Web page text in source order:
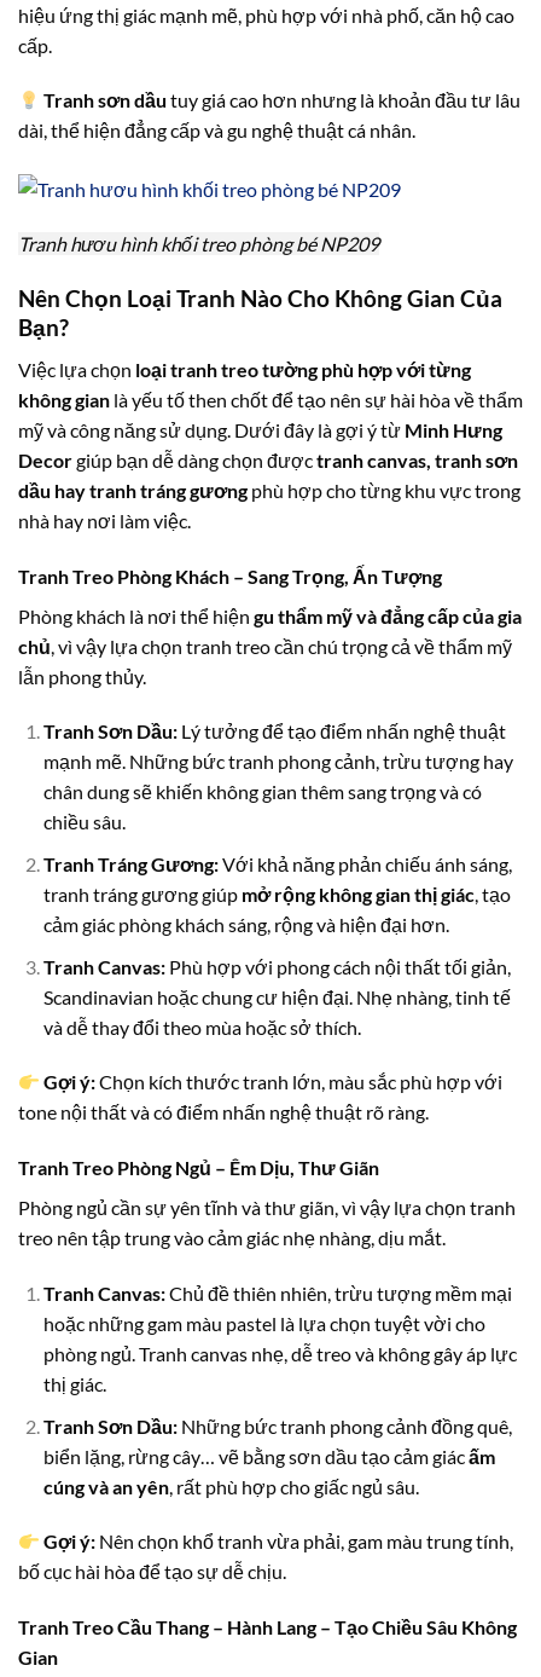
hiệu ứng thị giác mạnh mẽ, phù hợp với nhà phố, căn hộ cao
cấp.
Tranh sơn dầu tuy giá cao hơn nhưng là khoản đầu tư lâu
dài, thể hiện đẳng cấp và gu nghệ thuật cá nhân.
Tranh hươu hình khối treo phòng bé NP209
Nên Chọn Loại Tranh Nào Cho Không Gian Của
Bạn?
Việc lựa chọn loại tranh treo tường phù hợp với từng
không gian là yếu tố then chốt để tạo nên sự hài hòa về thẩm
mỹ và công năng sử dụng. Dưới đây là gợi ý từ Minh Hưng
Decorgiúp bạn dễ dàng chọn đượctranh canvas, tranh sơn
dầu hay tranh tráng gương phù hợp cho từng khu vực trong
nhà hay nơi làm việc.
Tranh Treo Phòng Khách – Sang Trọng, Ấn Tượng
Phòng khách là nơi thể hiện gu thẩm mỹ và đẳng cấp của gia
chủ , vì vậy lựa chọn tranh treo cần chú trọng cả về thẩm mỹ
lẫn phong thủy.
Tranh Sơn Dầu:Lý tưởng để tạo điểm nhấn nghệ thuật
mạnh mẽ. Những bức tranh phong cảnh, trừu tượng hay
chân dung sẽ khiến không gian thêm sang trọng và có
chiều sâu.
Tranh Tráng Gương:Với khả năng phản chiếu ánh sáng,
tranh tráng gương giúp mở rộng không gian thị giác, tạo
cảm giác phòng khách sáng, rộng và hiện đại hơn.
Tranh Canvas:Phù hợp với phong cách nội thất tối giản,
Scandinavian hoặc chung cư hiện đại. Nhẹ nhàng, tinh tế
và dễ thay đổi theo mùa hoặc sở thích.
Gợi ý:Chọn kích thước tranh lớn, màu sắc phù hợp với
tone nội thất và có điểm nhấn nghệ thuật rõ ràng.
Tranh Treo Phòng Ngủ – Êm Dịu, Thư Giãn
Phòng ngủ cần sự yên tĩnh và thư giãn, vì vậy lựa chọn tranh
treo nên tập trung vào cảm giác nhẹ nhàng, dịu mắt.
Tranh Canvas:Chủ đề thiên nhiên, trừu tượng mềm mại
hoặc những gam màu pastel là lựa chọn tuyệt vời cho
phòng ngủ. Tranh canvas nhẹ, dễ treo và không gây áp lực
thị giác.
Tranh Sơn Dầu:Những bức tranh phong cảnh đồng quê,
biển lặng, rừng cây… vẽ bằng sơn dầu tạo cảm giácấm
cúng và an yên, rất phù hợp cho giấc ngủ sâu.
Gợi ý: Nên chọn khổ tranh vừa phải, gam màu trung tính,
bố cục hài hòa để tạo sự dễ chịu.
Tranh Treo Cầu Thang – Hành Lang – Tạo Chiều Sâu Không
Gian